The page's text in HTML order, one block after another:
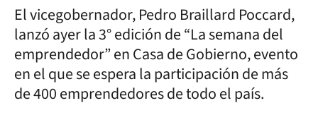
El vicegobernador, Pedro Braillard Poccard,
lanzó ayer la 3° edición de “La semana del
emprendedor” en Casa de Gobierno, evento
en el que se espera la participación de más
de 400 emprendedores de todo el país.